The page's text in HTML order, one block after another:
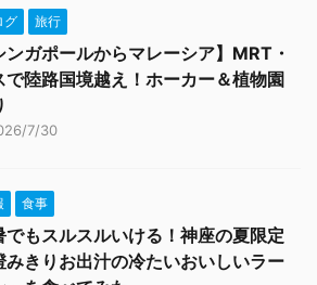
グ 旅行
ンガポールからマレーシア】MRT・
で陸路国境越え！ホーカー＆植物園
7/30
食事
でもスルスルいける！神座の夏限定
みきりお出汁の冷たいおいしいラー